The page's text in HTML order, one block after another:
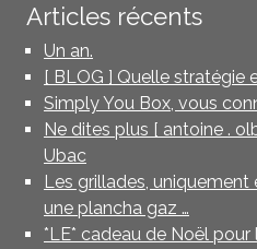
Articles récents
Un an.
[ BLOG ] Quelle stratégie
Simply You Box, vous
Ne dites plus [ antoine .
Ubac
Les grillades,
une plancha gaz …
*LE* cadeau de Noël